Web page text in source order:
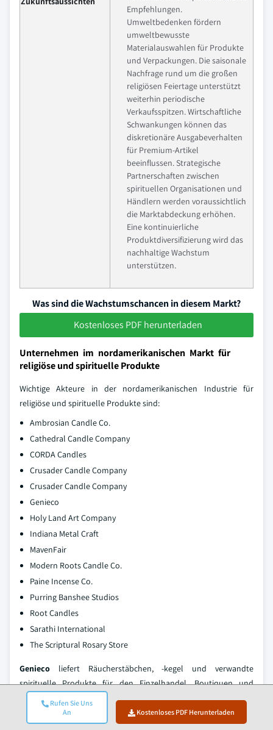
Rufen Sie Uns
An
Kostenloses PDF Herunterladen
Empfehlungen.
Umweltbedenken fördern
umweltbewusste
Materialauswahlen für Produkte
und Verpackungen. Die saisonale
Nachfrage rund um die großen
religiösen Feiertage unterstützt
weiterhin periodische
Verkaufsspitzen. Wirtschaftliche
Schwankungen können das
diskretionäre Ausgabeverhalten
für Premium-Artikel
beeinflussen. Strategische
Partnerschaften zwischen
spirituellen Organisationen und
Händlern werden voraussichtlich
die Marktabdeckung erhöhen.
Eine kontinuierliche
Produktdiversifizierung wird das
nachhaltige Wachstum
unterstützen.
Was sind die Wachstumschancen in diesem Markt?
Kostenloses PDF herunterladen
Unternehmen im nordamerikanischen Markt für
religiöse und spirituelle Produkte
Wichtige Akteure in der nordamerikanischen Industrie für
religiöse und spirituelle Produkte sind:
Ambrosian Candle Co.
Cathedral Candle Company
CORDA Candles
Crusader Candle Company
Crusader Candle Company
Genieco
Holy Land Art Company
Indiana Metal Craft
MavenFair
Modern Roots Candle Co.
Paine Incense Co.
Purring Banshee Studios
Root Candles
Sarathi International
The Scriptural Rosary Store
Genieco liefert Räucherstäbchen, -kegel und verwandte
spirituelle Produkte für den Einzelhandel, Boutiquen und
religiöse Märkte. In der nordamerikanischen Räuchersegment ist
es für seine vielfältigen aromatischen Produkte bekannt, die zur
Meditation, Ritualen und spirituellen Praktiken verwendet